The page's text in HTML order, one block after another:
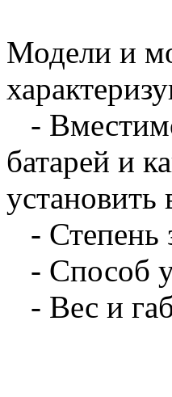
Модели и
-
батарей и
- Степень
- Способ
- Вес и